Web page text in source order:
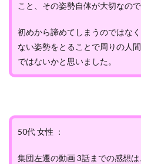
こと、その姿勢自体が大切なの
初めから諦めてしまうのではな
ない姿勢をとることで周りの人
ではないかと思いました。
50代 女性 ：
集団左遷の動画 3話までの感想